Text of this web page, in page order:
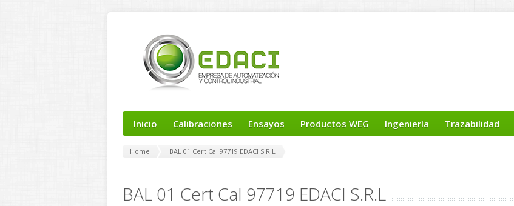
Inicio Calibraciones Ensayos Productos WEG Ingeniería Trazabilidad
Home BAL 01 Cert Cal 97719 EDACI S.R.L
BAL 01 Cert Cal 97719 EDACI S.R.L